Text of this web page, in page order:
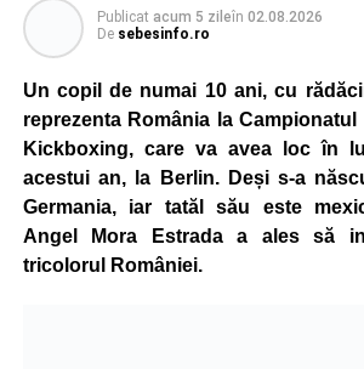
Publicat acum 5 zileîn 02.08.2026
De sebesinfo.ro
Un copil de numai 10 ani, cu
reprezenta România la
Kickboxing, care va avea loc în
acestui an, la Berlin. Deși s-a
Germania, iar tatăl său este
Angel Mora Estrada a ales să
tricolorul României.